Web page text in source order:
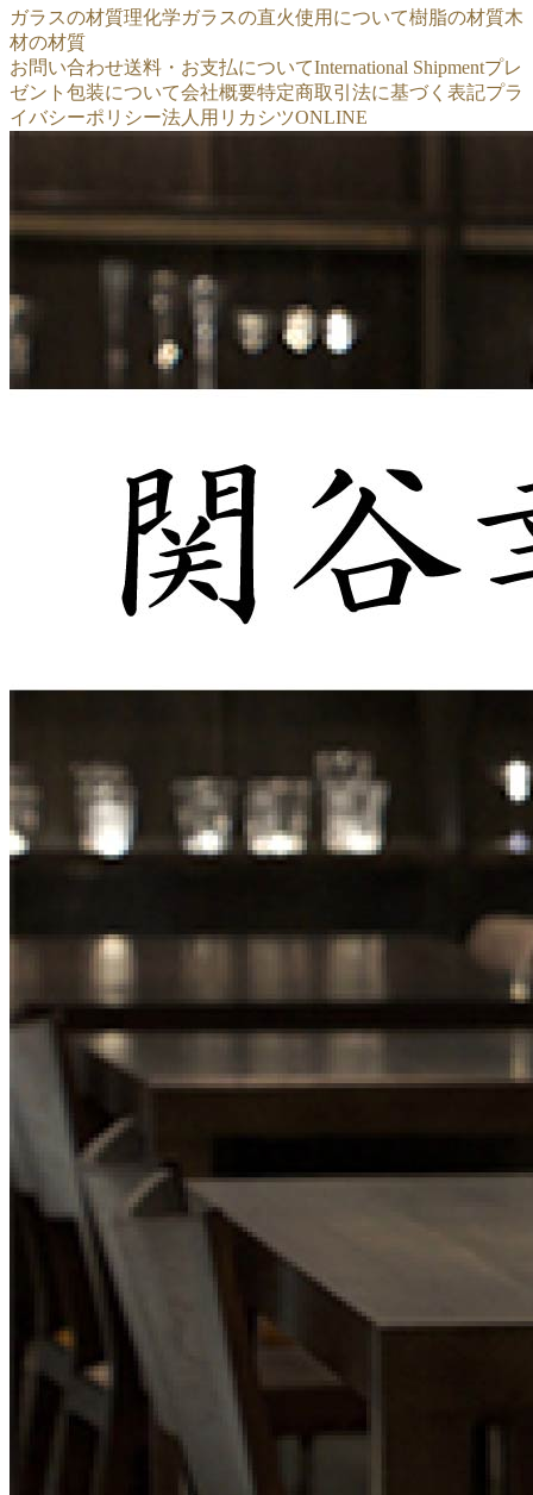
ガラスの材質理化学ガラスの直火使用について樹脂の材質木
材の材質
お問い合わせ送料・お支払についてInternational Shipmentプレ
ゼント包装について会社概要特定商取引法に基づく表記プラ
イバシーポリシー法人用リカシツONLINE